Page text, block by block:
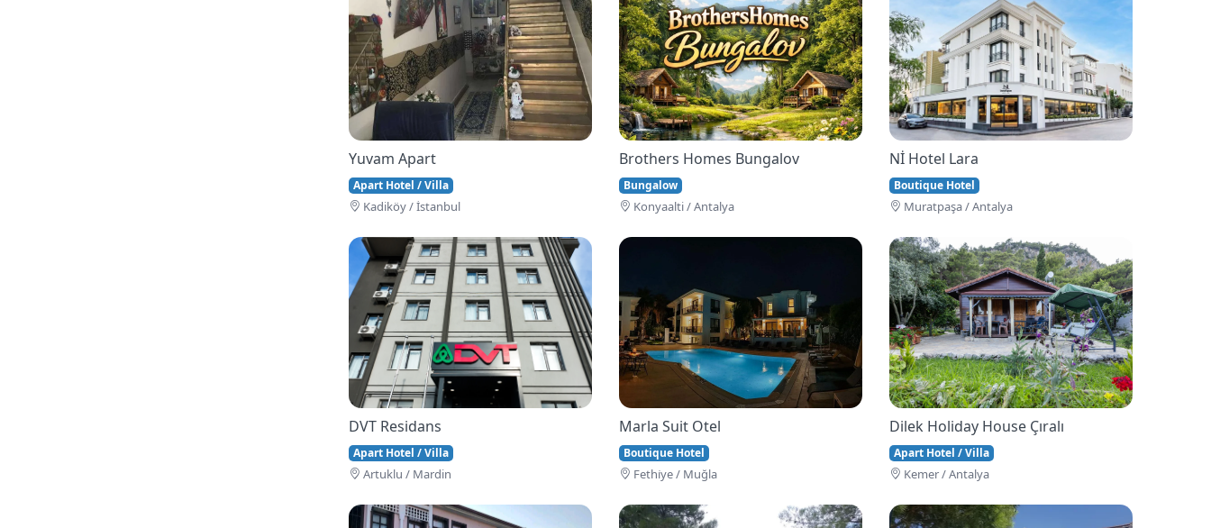
Yuvam Apart
Apart Hotel / Villa
Kadiköy / İstanbul
Brothers Homes Bungalov
Bungalow
Konyaalti / Antalya
Nİ Hotel Lara
Boutique Hotel
Muratpaşa / Antalya
DVT Residans
Apart Hotel / Villa
Artuklu / Mardin
Marla Suit Otel
Boutique Hotel
Fethi̇ye / Muğla
Dilek Holiday House Çıralı
Apart Hotel / Villa
Kemer / Antalya